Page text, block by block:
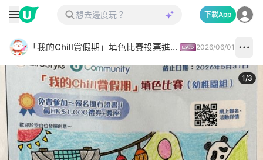
下載App
「我的Chill賞假期」填色比賽投票進行中✅ 2026/06/01
1/3